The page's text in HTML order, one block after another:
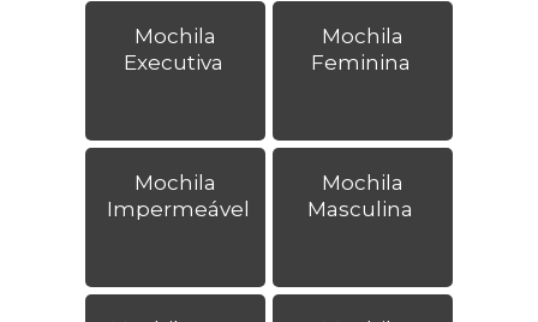
Mochila
Executiva
Mochila
Feminina
Mochila
Impermeável
Mochila
Masculina